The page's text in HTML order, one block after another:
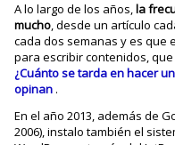
A lo largo de los años,la
mucho, desde un artículo
cada dos semanas y es que
para escribir contenidos,
¿Cuánto se tarda en hacer
opinan .
En el año 2013, además de
2006), instalo también el